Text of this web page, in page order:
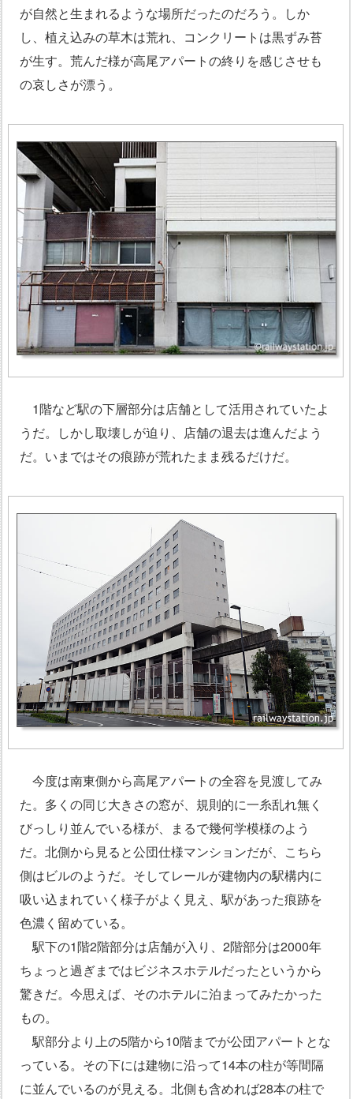
が自然と生まれるような場所だったのだろう。しか
し、植え込みの草木は荒れ、コンクリートは黒ずみ苔
が生す。荒んだ様が高尾アパートの終りを感じさせも
の哀しさが漂う。
1階など駅の下層部分は店舗として活用されていたよ
うだ。しかし取壊しが迫り、店舗の退去は進んだよう
だ。いまではその痕跡が荒れたまま残るだけだ。
今度は南東側から高尾アパートの全容を見渡してみ
た。多くの同じ大きさの窓が、規則的に一糸乱れ無く
びっしり並んでいる様が、まるで幾何学模様のよう
だ。北側から見ると公団仕様マンションだが、こちら
側はビルのようだ。そしてレールが建物内の駅構内に
吸い込まれていく様子がよく見え、駅があった痕跡を
色濃く留めている。
駅下の1階2階部分は店舗が入り、2階部分は2000年
ちょっと過ぎまではビジネスホテルだったというから
驚きだ。今思えば、そのホテルに泊まってみたかった
もの。
駅部分より上の5階から10階までが公団アパートとな
っている。その下には建物に沿って14本の柱が等間隔
に並んでいるのが見える。北側も含めれば28本の柱で